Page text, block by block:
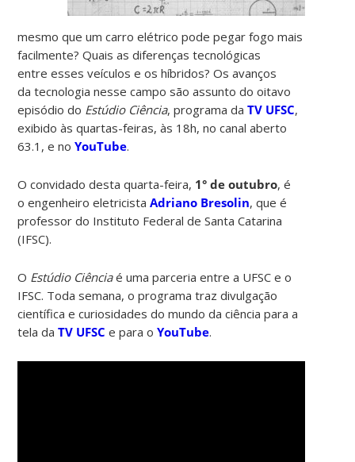
mesmo que um carro elétrico pode pegar fogo mais
facilmente? Quais as diferenças tecnológicas
entre esses veículos e os híbridos? Os avanços
da tecnologia nesse campo são assunto do oitavo
episódio do Estúdio Ciência, programa daTV UFSC,
exibido às quartas-feiras, às 18h, no canal aberto
63.1, e noYouTube.
O convidado desta quarta-feira, 1° de outubro, é
o engenheiro eletricistaAdriano Bresolin, que é
professor do Instituto Federal de Santa Catarina
(IFSC).
O Estúdio Ciênciaé uma parceria entre a UFSC e o
IFSC. Toda semana, o programa traz divulgação
científica e curiosidades do mundo da ciência para a
tela daTV UFSC e para oYouTube.